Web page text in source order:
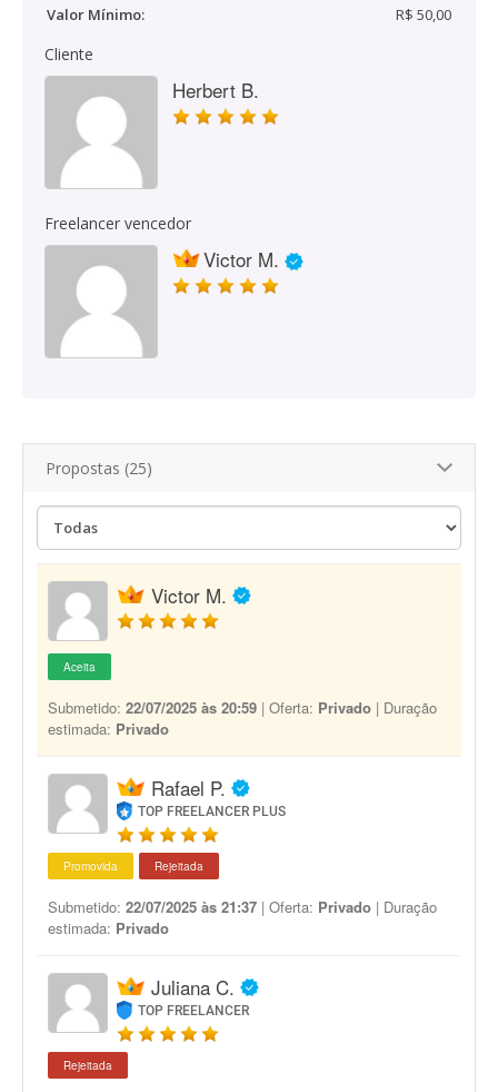
Valor Mínimo:
R$ 50,00
Cliente
Herbert B.
Freelancer vencedor
Victor M.
Propostas (25)
Victor M.
Aceita
Submetido: 22/07/2025 às 20:59 | Oferta: Privado | Duração
estimada: Privado
Rafael P.
TOP FREELANCER PLUS
Promovida Rejeitada
Submetido: 22/07/2025 às 21:37 | Oferta: Privado | Duração
estimada: Privado
Juliana C.
TOP FREELANCER
Rejeitada